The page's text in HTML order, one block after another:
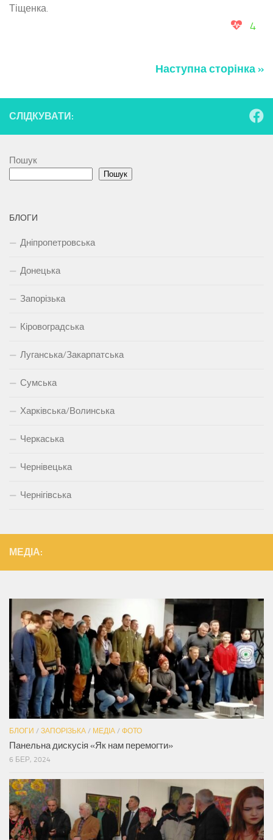
Тіщенка.
4
Наступна сторінка »
СЛІДКУВАТИ:
Пошук
Пошук
БЛОГИ
Дніпропетровська
Донецька
Запорізька
Кіровоградська
Луганська/Закарпатська
Сумська
Харківська/Волинська
Черкаська
Чернівецька
Чернігівська
МЕДІА:
БЛОГИ / ЗАПОРІЗЬКА / МЕДІА / ФОТО
Панельна дискусія «Як нам перемогти»
6 БЕР, 2024